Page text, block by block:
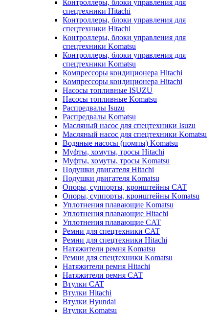
Контроллеры, блоки управления для
спецтехники Hitachi
Контроллеры, блоки управления для
спецтехники Hitachi
Контроллеры, блоки управления для
спецтехники Komatsu
Контроллеры, блоки управления для
спецтехники Komatsu
Компрессоры кондиционера Hitachi
Компрессоры кондиционера Hitachi
Насосы топливные ISUZU
Насосы топливные Komatsu
Распредвалы Isuzu
Распредвалы Komatsu
Масляный насос для спецтехники Isuzu
Масляный насос для спецтехники Komatsu
Водяные насосы (помпы) Komatsu
Муфты, хомуты, тросы Hitachi
Муфты, хомуты, тросы Komatsu
Подушки двигателя Hitachi
Подушки двигателя Komatsu
Опоры, суппорты, кронштейны CAT
Опоры, суппорты, кронштейны Komatsu
Уплотнения плавающие Komatsu
Уплотнения плавающие Hitachi
Уплотнения плавающие CAT
Ремни для спецтехники CAT
Ремни для спецтехники Hitachi
Натяжители ремня Komatsu
Ремни для спецтехники Komatsu
Натяжители ремня Hitachi
Натяжители ремня CAT
Втулки CAT
Втулки Hitachi
Втулки Hyundai
Втулки Komatsu